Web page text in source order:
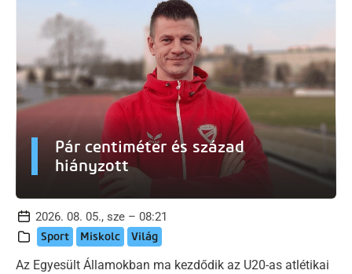
Pár centiméter és század
hiányzott
2026. 08. 05., sze – 08:21
Sport Miskolc Világ
Az Egyesült Államokban ma kezdődik az U20-as atlétikai